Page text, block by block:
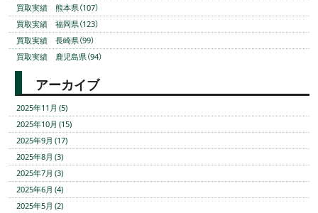
買取実績 熊本県（107）
買取実績 福岡県（123）
買取実績 長崎県（99）
買取実績 鹿児島県（94）
アーカイブ
2025年11月 (5)
2025年10月 (15)
2025年9月 (17)
2025年8月 (3)
2025年7月 (3)
2025年6月 (4)
2025年5月 (2)